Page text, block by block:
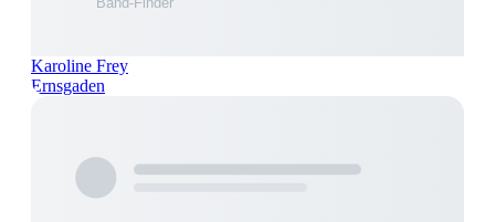
Karoline Frey
Ernsgaden